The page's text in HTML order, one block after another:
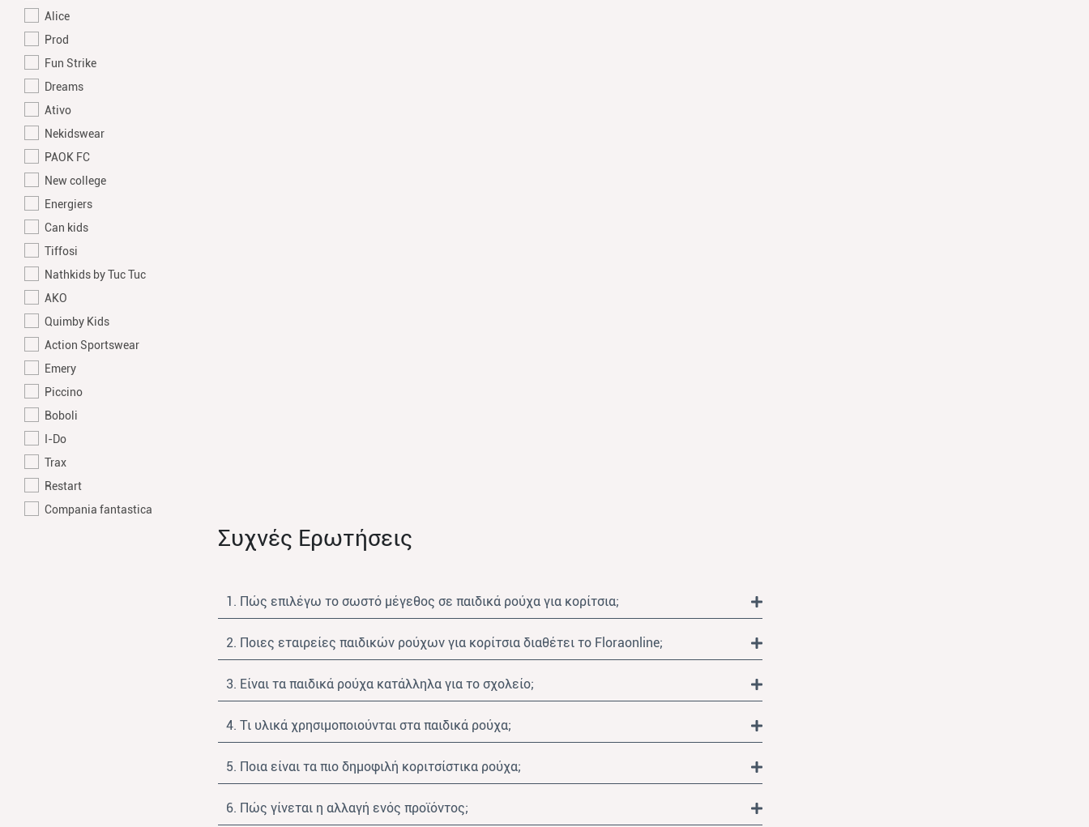
Alice
Prod
Fun Strike
Dreams
Ativo
Nekidswear
PAOK FC
New college
Energiers
Can kids
Tiffosi
Nathkids by Tuc Tuc
AKO
Quimby Kids
Action Sportswear
Emery
Piccino
Boboli
I-Do
Trax
Restart
Compania fantastica
Συχνές Ερωτήσεις
1. Πώς επιλέγω το σωστό μέγεθος σε παιδικά ρούχα για κορίτσια;
2. Ποιες εταιρείες παιδικών ρούχων για κορίτσια διαθέτει το Floraonline;
3. Είναι τα παιδικά ρούχα κατάλληλα για το σχολείο;
4. Τι υλικά χρησιμοποιούνται στα παιδικά ρούχα;
5. Ποια είναι τα πιο δημοφιλή κοριτσίστικα ρούχα;
6. Πώς γίνεται η αλλαγή ενός προϊόντος;